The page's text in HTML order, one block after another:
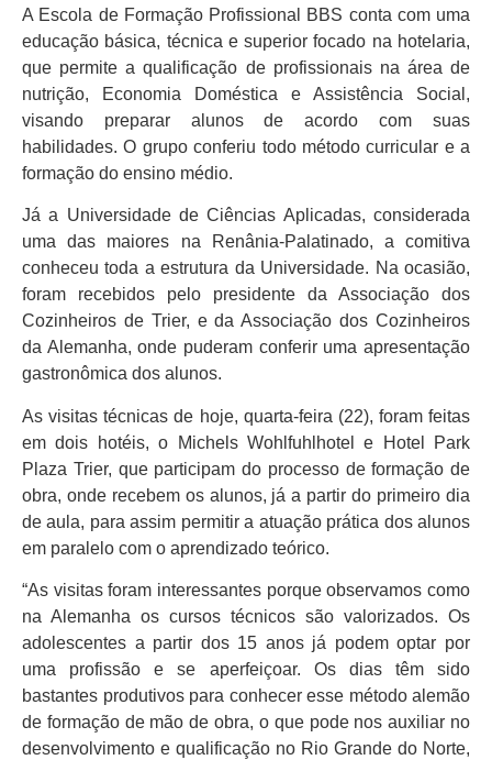
A Escola de Formação Profissional BBS conta com uma
educação básica, técnica e superior focado na hotelaria,
que permite a qualificação de profissionais na área de
nutrição, Economia Doméstica e Assistência Social,
visando preparar alunos de acordo com suas
habilidades. O grupo conferiu todo método curricular e a
formação do ensino médio.
Já a Universidade de Ciências Aplicadas, considerada
uma das maiores na Renânia-Palatinado, a comitiva
conheceu toda a estrutura da Universidade. Na ocasião,
foram recebidos pelo presidente da Associação dos
Cozinheiros de Trier, e da Associação dos Cozinheiros
da Alemanha, onde puderam conferir uma apresentação
gastronômica dos alunos.
As visitas técnicas de hoje, quarta-feira (22), foram feitas
em dois hotéis, o Michels Wohlfuhlhotel e Hotel Park
Plaza Trier, que participam do processo de formação de
obra, onde recebem os alunos, já a partir do primeiro dia
de aula, para assim permitir a atuação prática dos alunos
em paralelo com o aprendizado teórico.
“As visitas foram interessantes porque observamos como
na Alemanha os cursos técnicos são valorizados. Os
adolescentes a partir dos 15 anos já podem optar por
uma profissão e se aperfeiçoar. Os dias têm sido
bastantes produtivos para conhecer esse método alemão
de formação de mão de obra, o que pode nos auxiliar no
desenvolvimento e qualificação no Rio Grande do Norte,